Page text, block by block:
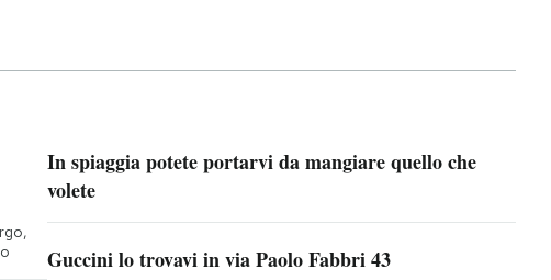
In spiaggia potete portarvi da mangiare quello che
volete
Guccini lo trovavi in via Paolo Fabbri 43